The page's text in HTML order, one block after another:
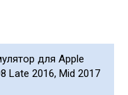
для Apple
Late 2016, Mid 2017